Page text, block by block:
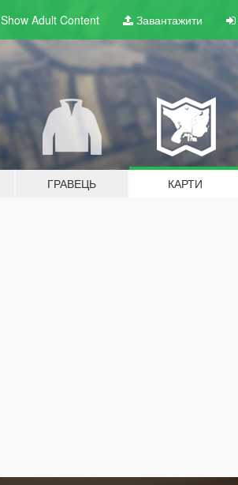
Show Adult Content Завантажити
ГРАВЕЦЬ КАРТИ